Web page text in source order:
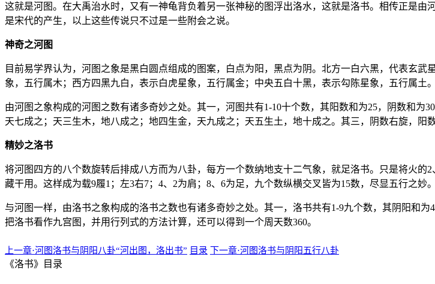
这就是河图。在大禹治水时，又有一神龟背负着另一张神秘的图浮出洛水，这就是洛书。相传正是
是宋代的产生，以上这些传说只不过是一些附会之说。
神奇之河图
目前易学界认为，河图之象是黑白圆点组成的图案，白点为阳，黑点为阴。北方一白六黑，代表玄
象，五行属木；西方四黑九白，表示白虎星象，五行属金；中央五白十黑，表示勾陈星象，五行属土
由河图之象构成的河图之数有诸多奇妙之处。其一，河图共有1-10十个数，其阳数和为25，阴数和为
天七成之；天三生木，地八成之；地四生金，天九成之；天五生土，地十成之。其三，阴数右旋，阳
精妙之洛书
将河图四方的八个数旋转后排成八方而为八卦，每方一个数纳地支十二气象，就足洛书。只是将火
藏干用。这样成为载9履1；左3右7；4、2为肩；8、6为足，九个数纵横交叉皆为15数，尽显五行之妙。
与河图一样，由洛书之象构成的洛书之数也有诸多奇妙之处。其一，洛书共有1-9九个数，其阴阳和
把洛书看作九宫图，并用行列式的方法计算，还可以得到一个周天数360。
上一章·河图洛书与阴阳八卦“河出图，洛出书” 目录 下一章·河图洛书与阴阳五行八卦
《洛书》目录